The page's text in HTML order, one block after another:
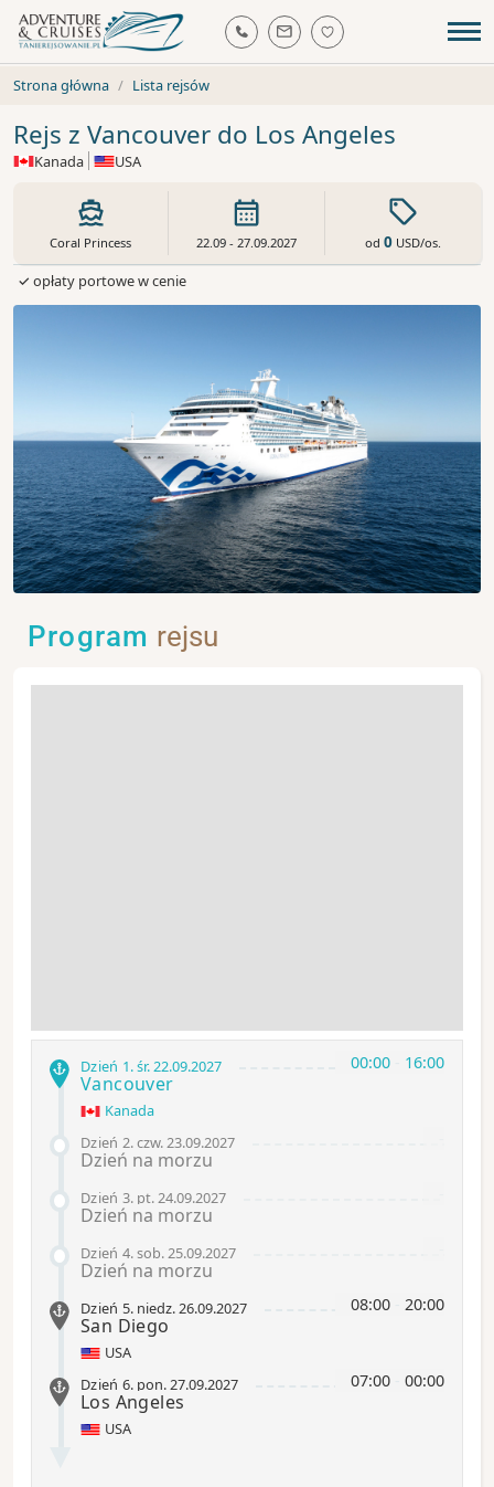
Strona główna Lista rejsów
Rejs z Vancouver do Los Angeles
Kanada USA
Coral Princess 22.09 - 27.09.2027 od 0USD/os.
✓ opłaty portowe w cenie
Program rejsu
00:00 16:00
Dzień 1.śr.22.09.2027
Vancouver
Kanada
Dzień 2.czw.23.09.2027
Dzień na morzu
Dzień 3. pt.24.09.2027
Dzień na morzu
Dzień 4.sob.25.09.2027
Dzień na morzu
08:00 20:00
Dzień 5. niedz.26.09.2027
San Diego
USA
07:00 00:00
Dzień 6. pon.27.09.2027
Los Angeles
USA